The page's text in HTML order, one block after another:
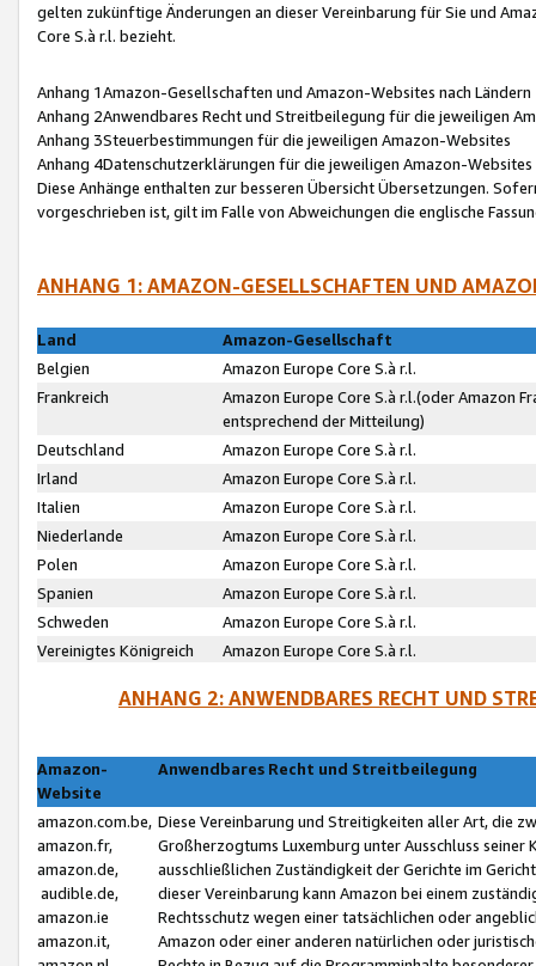
gelten zukünftige Änderungen an dieser Vereinbarung für Sie und
Core S.à r.l. bezieht.
Anhang 1Amazon-Gesellschaften und Amazon-Websites nach Ländern
Anhang 2Anwendbares Recht und Streitbeilegung für die jeweiligen
Anhang 3Steuerbestimmungen für die jeweiligen Amazon-Websites
Anhang 4Datenschutzerklärungen für die jeweiligen Amazon-Websites
Diese Anhänge enthalten zur besseren Übersicht Übersetzungen.
vorgeschrieben ist, gilt im Falle von Abweichungen die englische
ANHANG 1: AMAZON-GESELLSCHAFTEN UND
Land
Amazon-Gesellschaft
Belgien
Amazon Europe Core S.à r.l.
Frankreich
Amazon Europe Core S.à r.l.(oder Amazon
entsprechend der Mitteilung)
Deutschland
Amazon Europe Core S.à r.l.
Irland
Amazon Europe Core S.à r.l.
Italien
Amazon Europe Core S.à r.l.
Niederlande
Amazon Europe Core S.à r.l.
Polen
Amazon Europe Core S.à r.l.
Spanien
Amazon Europe Core S.à r.l.
Schweden
Amazon Europe Core S.à r.l.
Vereinigtes Königreich
Amazon Europe Core S.à r.l.
ANHANG 2: ANWENDBARES RECHT UND
Amazon-
Website
Anwendbares Recht und Streitbeilegung
amazon.com.be,
amazon.fr,
amazon.de,
audible.de,
amazon.ie
amazon.it,
Diese Vereinbarung und Streitigkeiten aller Art, die
Großherzogtums Luxemburg unter Ausschluss
ausschließlichen Zuständigkeit der Gerichte im
dieser Vereinbarung kann Amazon bei einem
Rechtsschutz wegen einer tatsächlichen oder
Amazon oder einer anderen natürlichen oder